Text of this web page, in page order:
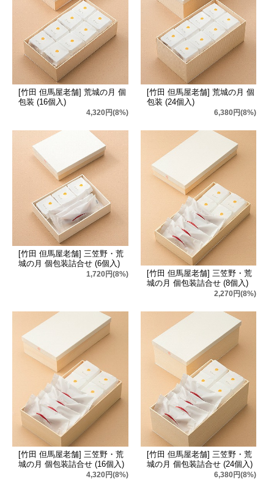
[竹田 但馬屋老舗] 荒城の月 個
包装 (16個入)
4,320円(8%)
[竹田 但馬屋老舗] 荒城の月 個
包装 (24個入)
6,380円(8%)
[竹田 但馬屋老舗] 三笠野・荒
城の月 個包装詰合せ (6個入)
1,720円(8%)
[竹田 但馬屋老舗] 三笠野・荒
城の月 個包装詰合せ (8個入)
2,270円(8%)
[竹田 但馬屋老舗] 三笠野・荒
城の月 個包装詰合せ (16個入)
4,320円(8%)
[竹田 但馬屋老舗] 三笠野・荒
城の月 個包装詰合せ (24個入)
6,380円(8%)